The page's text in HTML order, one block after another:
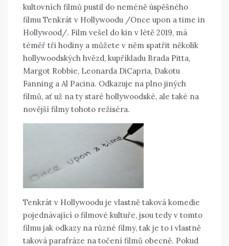
kultovních filmů pustil do neméně úspěšného
filmu Tenkrát v Hollywoodu /Once upon a time in
Hollywood/. Film vešel do kin v létě 2019, má
téměř tři hodiny a můžete v něm spatřit několik
hollywoodských hvězd, kupříkladu Brada Pitta,
Margot Robbie, Leonarda DiCapria, Dakotu
Fanning a Al Pacina. Odkazuje na plno jiných
filmů, ať už na ty staré hollywoodské, ale také na
novější filmy tohoto režiséra.
Tenkrát v Hollywoodu je vlastně taková komedie
pojednávající o filmové kultuře, jsou tedy v tomto
filmu jak odkazy na různé filmy, tak je to i vlastně
taková parafráze na točení filmů obecně. Pokud